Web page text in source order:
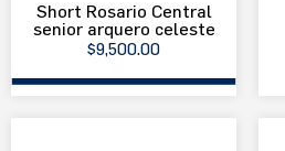
EXPLORAR PRODUCTO
Short Rosario Central
senior arquero celeste
$9,500.00